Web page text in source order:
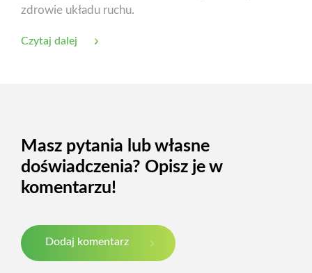
zdrowie układu ruchu.
Czytaj dalej
Masz pytania lub własne
doświadczenia? Opisz je w
komentarzu!
Dodaj komentarz